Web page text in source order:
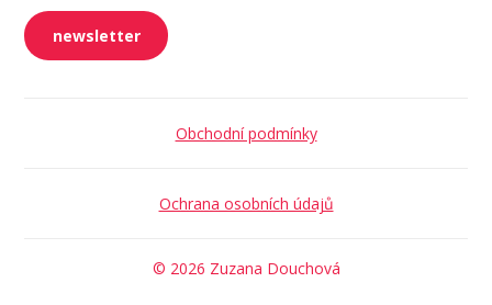
newsletter
Obchodní podmínky
Ochrana osobních údajů
© 2026 Zuzana Douchová